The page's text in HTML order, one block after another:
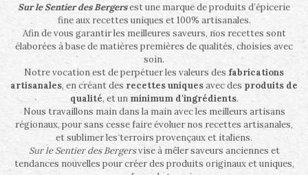
Sur le Sentier des Bergersest une marque de produits d’épicerie
fine aux recettes uniques et 100% artisanales.
Afin de vous garantir les meilleures saveurs, nos recettes sont
élaborées à base de matières premières de qualités, choisies avec
soin.
Notre vocation est de perpétuer les valeurs des fabrications
artisanales, en créant des recettes uniquesavec des produits de
qualité, et un minimum d'ingrédients.
Nous travaillons main dans la main avec les meilleurs artisans
régionaux, pour sans cesse faire évoluer nos recettes artisanales,
et sublimer les terroirs provençaux et italiens.
Sur le Sentier des Bergersvise à mêler saveurs anciennes et
tendances nouvelles pour créer des produits originaux et uniques,